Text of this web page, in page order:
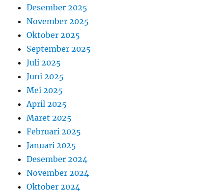
Desember 2025
November 2025
Oktober 2025
September 2025
Juli 2025
Juni 2025
Mei 2025
April 2025
Maret 2025
Februari 2025
Januari 2025
Desember 2024
November 2024
Oktober 2024